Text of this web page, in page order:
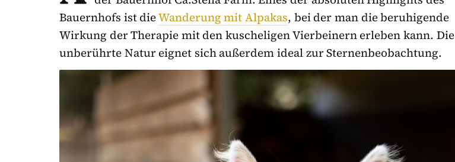
Bauernhofs ist dieWanderung mit Alpakas, bei der man die beruhigende
Wirkung der Therapie mit den kuscheligen Vierbeinern erleben kann. Die
unberührte Natur eignet sich außerdem ideal zur Sternenbeobachtung.